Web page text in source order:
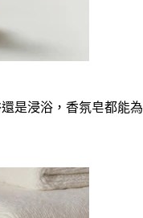
是浸浴，香氛皂都能為